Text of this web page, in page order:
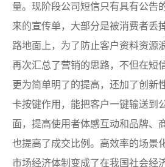
量。现阶段公司短信只有具有公告
来的宣传单，大部分是被消费者丢
路地面上，为了防止客户资料资源
再次汇总了营销的思路，不但在短
更为简单明了的提高，还加了创新
卡按键作用，能把客户一键输送到
面，提高使用者体感互动和品牌、
也提高了成交比例。高效率的场景
市场经济体制变成了在我国社会经